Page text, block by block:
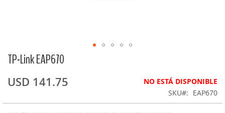
TP-Link EAP670
USD 141.75
NO ESTÁ DISPONIBLE
SKU
EAP670
Saltar
comienzo
de